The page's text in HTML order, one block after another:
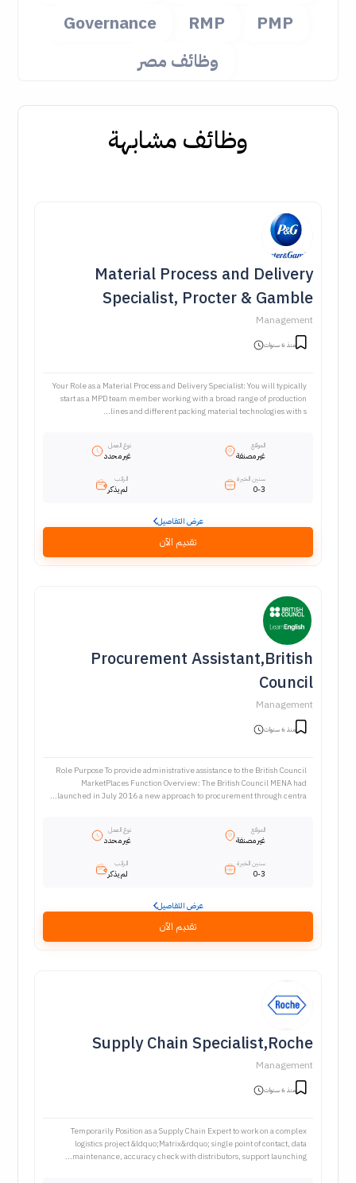
PMP
RMP
Governance
وظائف مصر
وظائف مشابهة
Material Process and Delivery
Specialist, Procter & Gamble
Management
منذ 6 سنوات
Your Role as a Material Process and Delivery Specialist: You will typically
start as a MPD team member working with a broad range of production
lines and different packing material technologies with s...
الموقع
غير مصنفة
نوع العمل
غير محدد
سنين الخبرة
0-3
الراتب
لم يذكر
عرض التفاصيل
تقديم الآن
Procurement Assistant,British
Council
Management
منذ 6 سنوات
Role Purpose To provide administrative assistance to the British Council
MarketPlaces Function Overview: The British Council MENA had
launched in July 2016 a new approach to procurement through centra...
الموقع
غير مصنفة
نوع العمل
غير محدد
سنين الخبرة
0-3
الراتب
لم يذكر
عرض التفاصيل
تقديم الآن
Supply Chain Specialist,Roche
Management
منذ 6 سنوات
Temporarily Position as a Supply Chain Expert to work on a complex
logistics project &ldquo;Matrix&rdquo; single point of contact, data
maintenance, accuracy check with distributors, support launching...